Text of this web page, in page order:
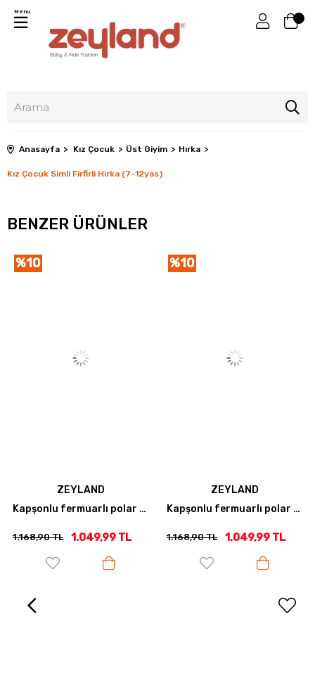
Menu
Anasayfa Kız Çocuk Üst Giyim Hırka
Kız Çocuk Simli Firfirli Hirka (7-12yas)
BENZER ÜRÜNLER
ZEYLAND
Kapşonlu fermuarlı polar ceket - Gri
1.049,99 TL
1.168,90 TL
%10
ZEYLAND
Kapşonlu fermuarlı polar ceket - Haki
1.049,99 TL
1.168,90 TL
%10